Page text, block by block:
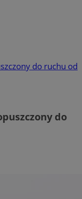
do ruchu od
do